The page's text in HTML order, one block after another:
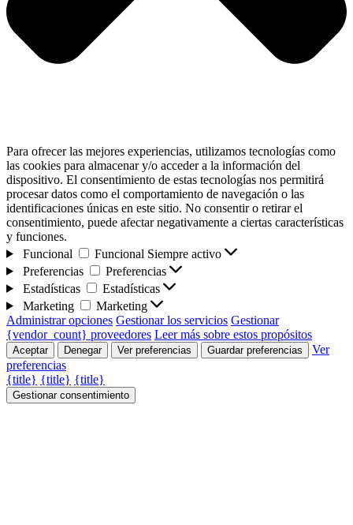
Para ofrecer las mejores experiencias, utilizamos tecnologías como
las cookies para almacenar y/o acceder a la información del
dispositivo. El consentimiento de estas tecnologías nos permitirá
procesar datos como el comportamiento de navegación o las
identificaciones únicas en este sitio. No consentir o retirar el
consentimiento, puede afectar negativamente a ciertas características
y funciones.
Funcional
Funcional Siempre activo
Preferencias
Preferencias
Estadísticas
Estadísticas
Marketing
Marketing
Administrar opciones Gestionar los servicios Gestionar
{vendor_count} proveedores Leer más sobre estos propósitos
Aceptar Denegar Ver preferencias Guardar preferencias
Ver
preferencias
{title} {title} {title}
Gestionar consentimiento